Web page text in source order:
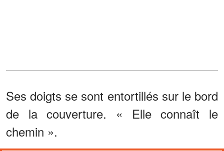
Ses doigts se sont entortillés sur le bord
de la couverture. « Elle connaît le
chemin ».